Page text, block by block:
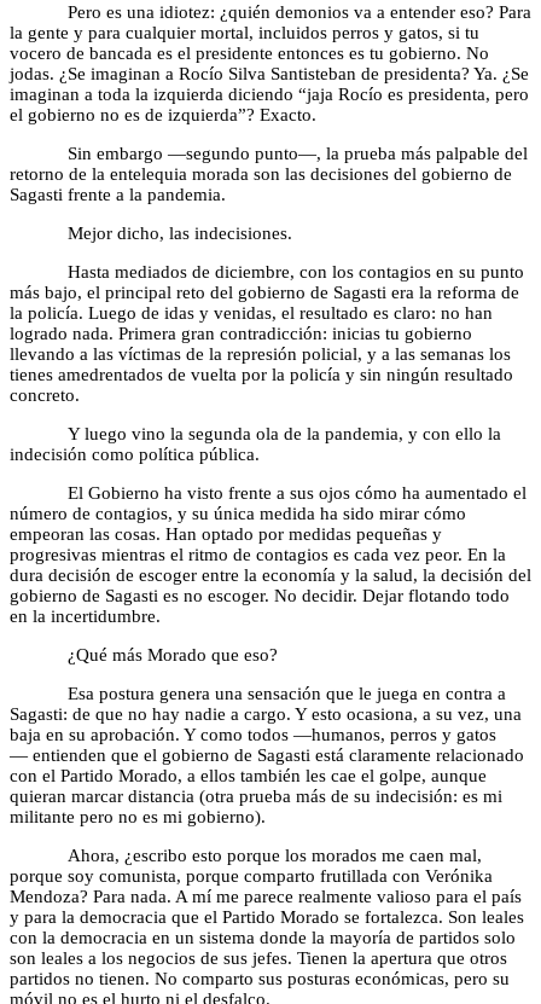
Pero es una idiotez: ¿quién demonios va a entender eso? Para
la gente y para cualquier mortal, incluidos perros y gatos, si tu
vocero de bancada es el presidente entonces es tu gobierno. No
jodas. ¿Se imaginan a Rocío Silva Santisteban de presidenta? Ya. ¿Se
imaginan a toda la izquierda diciendo “jaja Rocío es presidenta, pero
el gobierno no es de izquierda”? Exacto.
Sin embargo —segundo punto—, la prueba más palpable del
retorno de la entelequia morada son las decisiones del gobierno de
Sagasti frente a la pandemia.
Mejor dicho, las indecisiones.
Hasta mediados de diciembre, con los contagios en su punto
más bajo, el principal reto del gobierno de Sagasti era la reforma de
la policía. Luego de idas y venidas, el resultado es claro: no han
logrado nada. Primera gran contradicción: inicias tu gobierno
llevando a las víctimas de la represión policial, y a las semanas los
tienes amedrentados de vuelta por la policía y sin ningún resultado
concreto.
Y luego vino la segunda ola de la pandemia, y con ello la
indecisión como política pública.
El Gobierno ha visto frente a sus ojos cómo ha aumentado el
número de contagios, y su única medida ha sido mirar cómo
empeoran las cosas. Han optado por medidas pequeñas y
progresivas mientras el ritmo de contagios es cada vez peor. En la
dura decisión de escoger entre la economía y la salud, la decisión del
gobierno de Sagasti es no escoger. No decidir. Dejar flotando todo
en la incertidumbre.
¿Qué más Morado que eso?
Esa postura genera una sensación que le juega en contra a
Sagasti: de que no hay nadie a cargo. Y esto ocasiona, a su vez, una
baja en su aprobación. Y como todos —humanos, perros y gatos
— entienden que el gobierno de Sagasti está claramente relacionado
con el Partido Morado, a ellos también les cae el golpe, aunque
quieran marcar distancia (otra prueba más de su indecisión: es mi
militante pero no es mi gobierno).
Ahora, ¿escribo esto porque los morados me caen mal,
porque soy comunista, porque comparto frutillada con Verónika
Mendoza? Para nada. A mí me parece realmente valioso para el país
y para la democracia que el Partido Morado se fortalezca. Son leales
con la democracia en un sistema donde la mayoría de partidos solo
son leales a los negocios de sus jefes. Tienen la apertura que otros
partidos no tienen. No comparto sus posturas económicas, pero su
móvil no es el hurto ni el desfalco.